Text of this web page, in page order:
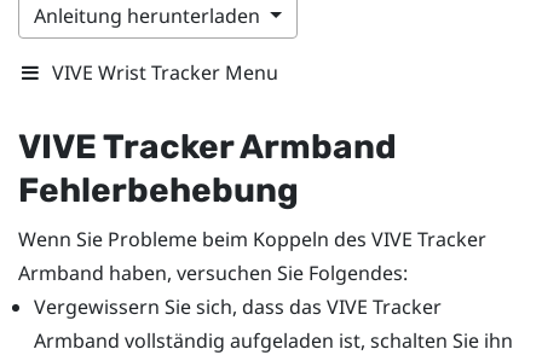
Anleitung herunterladen
VIVE Wrist Tracker Menu
VIVE Tracker Armband
Fehlerbehebung
Wenn Sie Probleme beim Koppeln des VIVE Tracker
Armband haben, versuchen Sie Folgendes:
Vergewissern Sie sich, dass das VIVE Tracker
Armband vollständig aufgeladen ist, schalten Sie ihn